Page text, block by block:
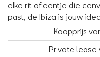
elke rit of eentje die
past, de Ibiza is jouw
Koopprijs
Private lease